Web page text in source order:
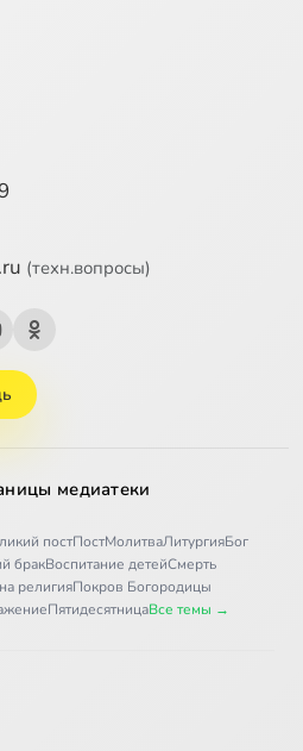
(техн.вопросы)
медиатеки
постПостМолитваЛитургияБог
бракВоспитание детейСмерть
религияПокров Богородицы
ПятидесятницаВсе темы →